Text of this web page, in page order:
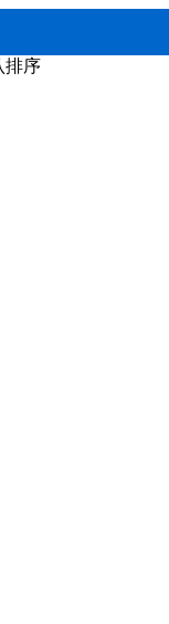
排序